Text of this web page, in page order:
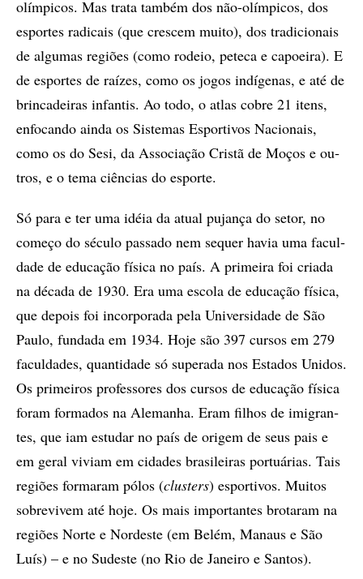
olím­pi­cos. Mas tra­ta tam­bém dos não-olím­pi­cos, dos
es­por­tes ra­di­cais (que cres­cem mu­i­to), dos tra­di­ci­o­nais
de al­gu­mas re­giões (como ro­deio, pe­­te­ca e ca­po­ei­ra). E
de es­por­tes de raí­zes, como os jo­gos in­dí­ge­nas, e até de
brin­ca­dei­ras in­fan­tis. Ao todo, o atlas co­bre 21 itens,
en­fo­can­­do ain­da os Sis­te­mas Es­por­ti­vos Na­ci­o­nais,
como os do Sesi, da As­so­ci­a­ção Cris­tã de Mo­ços e ou­
tros, e o tema ci­ên­­ci­as do es­por­te.
Só para e ter uma idéia da atu­al pu­jan­ça do se­tor, no
co­me­ço do sé­cu­lo pas­sa­do nem se­quer ha­via uma fa­cul­
da­de de edu­ca­ção fí­si­ca no país. A pri­mei­ra foi cri­a­da
na dé­ca­da de 1930. Era uma es­co­la de edu­ca­ção fí­si­ca,
que de­pois foi in­cor­po­ra­da pela Uni­ver­si­da­de de São
Pau­lo, fun­da­da em 1934. Hoje são 397 cur­sos em 279
fa­cul­­da­des, quan­ti­da­de só su­pe­ra­da nos Estados Unidos.
Os pri­mei­ros pro­fes­so­res dos cur­sos de edu­ca­ção fí­si­ca
fo­ram for­­ma­dos na Ale­ma­nha. Eram fi­lhos de imi­gran­
tes, que iam es­tu­dar no país de ori­gem de seus pais e
em ge­ral vi­vi­am em ci­da­des bra­si­lei­ras por­tu­á­ri­as. Tais
re­giões for­ma­ram pó­los (clus­ters) es­por­ti­vos. Mu­i­tos
so­bre­vi­vem até hoje. Os mais im­por­tan­tes bro­ta­ram na
re­giões Nor­te e Nor­des­te (em Be­lém, Ma­naus e São
Luís) – e no Su­des­te (no Rio de Ja­nei­ro e San­tos).